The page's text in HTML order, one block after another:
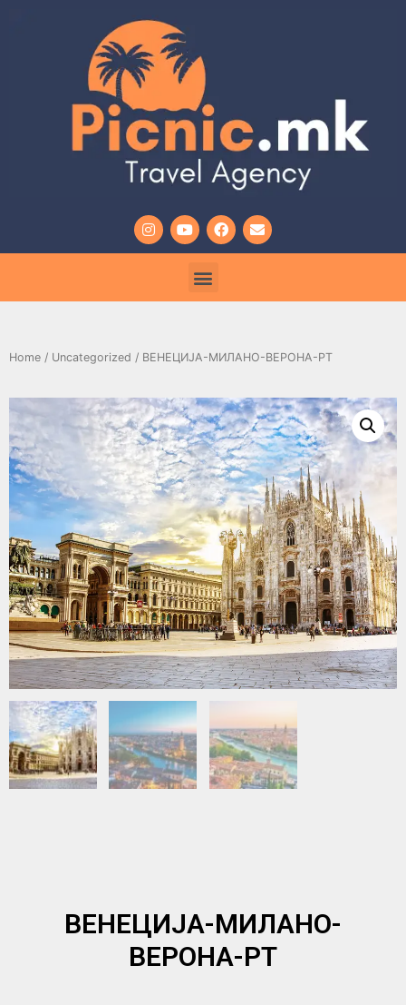
Home / Uncategorized / ВЕНЕЦИЈА-МИЛАНО-ВЕРОНА-РТ
ВЕНЕЦИЈА-МИЛАНО-
ВЕРОНА-РТ